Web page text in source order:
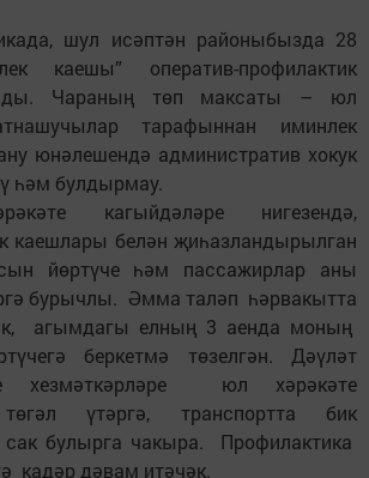
шул исәптән районыбызда 28
каешы” оператив-профилактик
Чараның төп максаты – юл
тарафыннан иминлек
юнәлешендә административ хокук
һәм булдырмау.
кагыйдәләре нигезендә,
каешлары белән җиһазландырылган
йөртүче һәм пассажирлар аны
бурычлы. Әмма таләп һәрвакытта
агымдагы елның 3 аенда моның
беркетмә төзелгән. Дәүләт
хезмәткәрләре юл хәрәкәте
үтәргә, транспортта бик
булырга чакыра. Профилактика
кадәр дәвам итәчәк.